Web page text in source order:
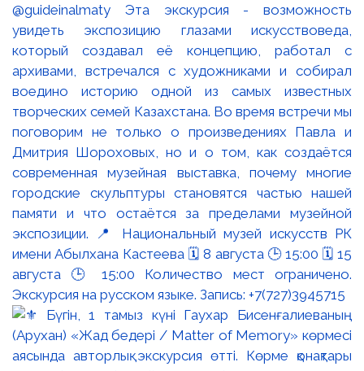
@guideinalmaty Эта экскурсия - возможность
увидеть экспозицию глазами искусствоведа,
который создавал её концепцию, работал с
архивами, встречался с художниками и собирал
воедино историю одной из самых известных
творческих семей Казахстана. Во время встречи мы
поговорим не только о произведениях Павла и
Дмитрия Шороховых, но и о том, как создаётся
современная музейная выставка, почему многие
городские скульптуры становятся частью нашей
памяти и что остаётся за пределами музейной
экспозиции. 📍 Национальный музей искусств РК
имени Абылхана Кастеева 🗓 8 августа 🕒 15:00 🗓 15
августа 🕒 15:00 Количество мест ограничено.
Экскурсия на русском языке. Запись: +7(727)3945715